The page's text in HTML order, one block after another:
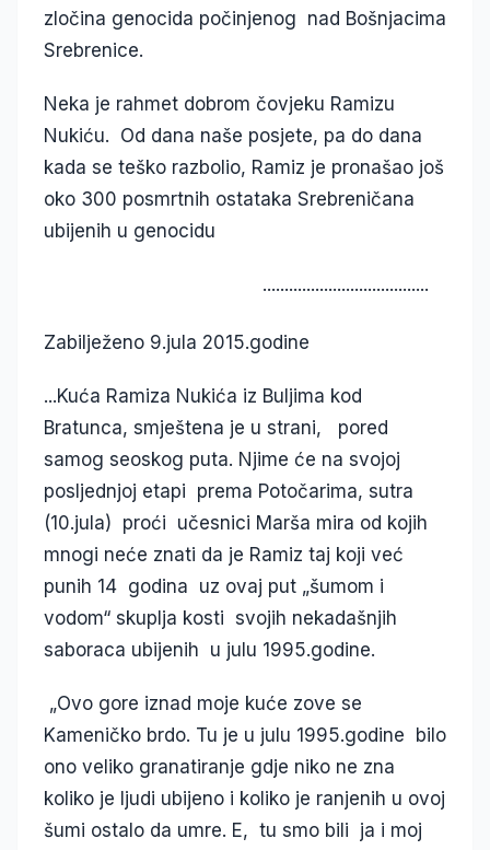
zločina genocida počinjenog nad Bošnjacima
Srebrenice.
Neka je rahmet dobrom čovjeku Ramizu
Nukiću. Od dana naše posjete, pa do dana
kada se teško razbolio, Ramiz je pronašao još
oko 300 posmrtnih ostataka Srebreničana
ubijenih u genocidu
......................................
Zabilježeno 9.jula 2015.godine
...Kuća Ramiza Nukića iz Buljima kod
Bratunca, smještena je u strani, pored
samog seoskog puta. Njime će na svojoj
posljednjoj etapi prema Potočarima, sutra
(10.jula) proći učesnici Marša mira od kojih
mnogi neće znati da je Ramiz taj koji već
punih 14 godina uz ovaj put „šumom i
vodom“ skuplja kosti svojih nekadašnjih
saboraca ubijenih u julu 1995.godine.
„Ovo gore iznad moje kuće zove se
Kameničko brdo. Tu je u julu 1995.godine bilo
ono veliko granatiranje gdje niko ne zna
koliko je ljudi ubijeno i koliko je ranjenih u ovoj
šumi ostalo da umre. E, tu smo bili ja i moj